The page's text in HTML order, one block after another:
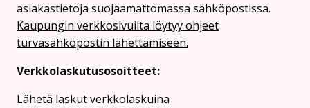
asiakastietoja suojaamattomassa sähköpostissa.
Kaupungin verkkosivuilta löytyy ohjeet
turvasähköpostin lähettämiseen.
Verkkolaskutusosoitteet:
Lähetä laskut verkkolaskuina